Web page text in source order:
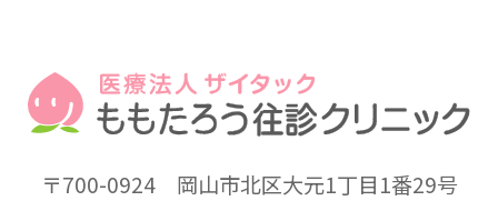
〒700-0924岡山市北区大元1丁目1番29号